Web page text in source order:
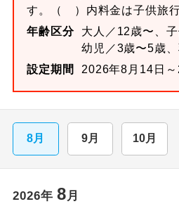
す。
（ ）内料金は子供旅
年齢区分
大人／12歳〜、
幼児／3歳〜5歳
設定期間
2026年8月14日
8月 9月 10月
2026年 8月